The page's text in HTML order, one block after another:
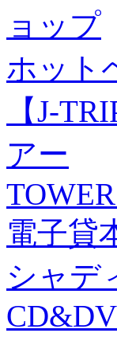
ョップ
ホット
【J-
アー
電子貸
シャデ